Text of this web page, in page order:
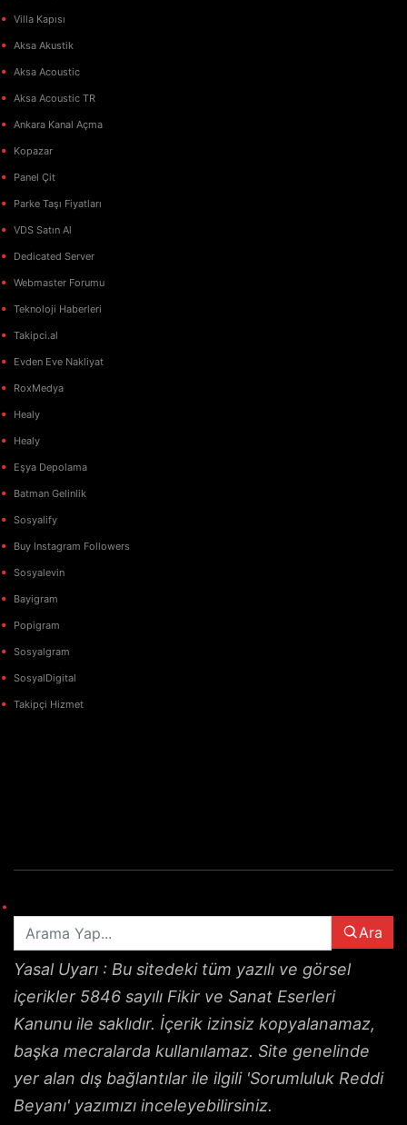
Villa Kapısı
Aksa Akustik
Aksa Acoustic
Aksa Acoustic TR
Ankara Kanal Açma
Kopazar
Panel Çit
Parke Taşı Fiyatları
VDS Satın Al
Dedicated Server
Webmaster Forumu
Teknoloji Haberleri
Takipci.al
Evden Eve Nakliyat
RoxMedya
Healy
Healy
Eşya Depolama
Batman Gelinlik
Sosyalify
Buy Instagram Followers
Sosyalevin
Bayigram
Popigram
Sosyalgram
SosyalDigital
Takipçi Hizmet
Ara
Yasal Uyarı : Bu sitedeki tüm yazılı ve görsel
içerikler 5846 sayılı Fikir ve Sanat Eserleri
Kanunu ile saklıdır. İçerik izinsiz kopyalanamaz,
başka mecralarda kullanılamaz. Site genelinde
yer alan dış bağlantılar ile ilgili 'Sorumluluk Reddi
Beyanı' yazımızı inceleyebilirsiniz.